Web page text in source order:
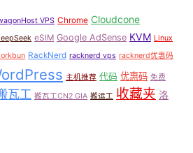
VPS Chrome Cloudcone
eSIM Google AdSense KVM Linux
RackNerd racknerd vps racknerd优惠码
主机推荐 代码 优惠码 免费
瓦工 搬瓦工CN2 GIA 搬运工 收藏夹 洛